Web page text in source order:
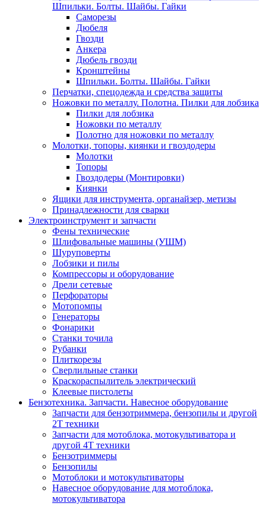
Шпильки. Болты. Шайбы. Гайки
Саморезы
Дюбеля
Гвозди
Анкера
Дюбель гвозди
Кронштейны
Шпильки. Болты. Шайбы. Гайки
Перчатки, спецодежда и средства защиты
Ножовки по металлу. Полотна. Пилки для лобзика
Пилки для лобзика
Ножовки по металлу
Полотно для ножовки по металлу
Молотки, топоры, киянки и гвоздодеры
Молотки
Топоры
Гвоздодеры (Монтировки)
Киянки
Ящики для инструмента, органайзер, метизы
Принадлежности для сварки
Электроинструмент и запчасти
Фены технические
Шлифовальные машины (УШМ)
Шуруповерты
Лобзики и пилы
Компрессоры и оборудование
Дрели сетевые
Перфораторы
Мотопомпы
Генераторы
Фонарики
Станки точила
Рубанки
Плиткорезы
Сверлильные станки
Краскораспылитель электрический
Клеевые пистолеты
Бензотехника. Запчасти. Навесное оборудование
Запчасти для бензотриммера, бензопилы и другой
2Т техники
Запчасти для мотоблока, мотокультиватора и
другой 4Т техники
Бензотриммеры
Бензопилы
Мотоблоки и мотокультиваторы
Навесное оборудование для мотоблока,
мотокультиватора